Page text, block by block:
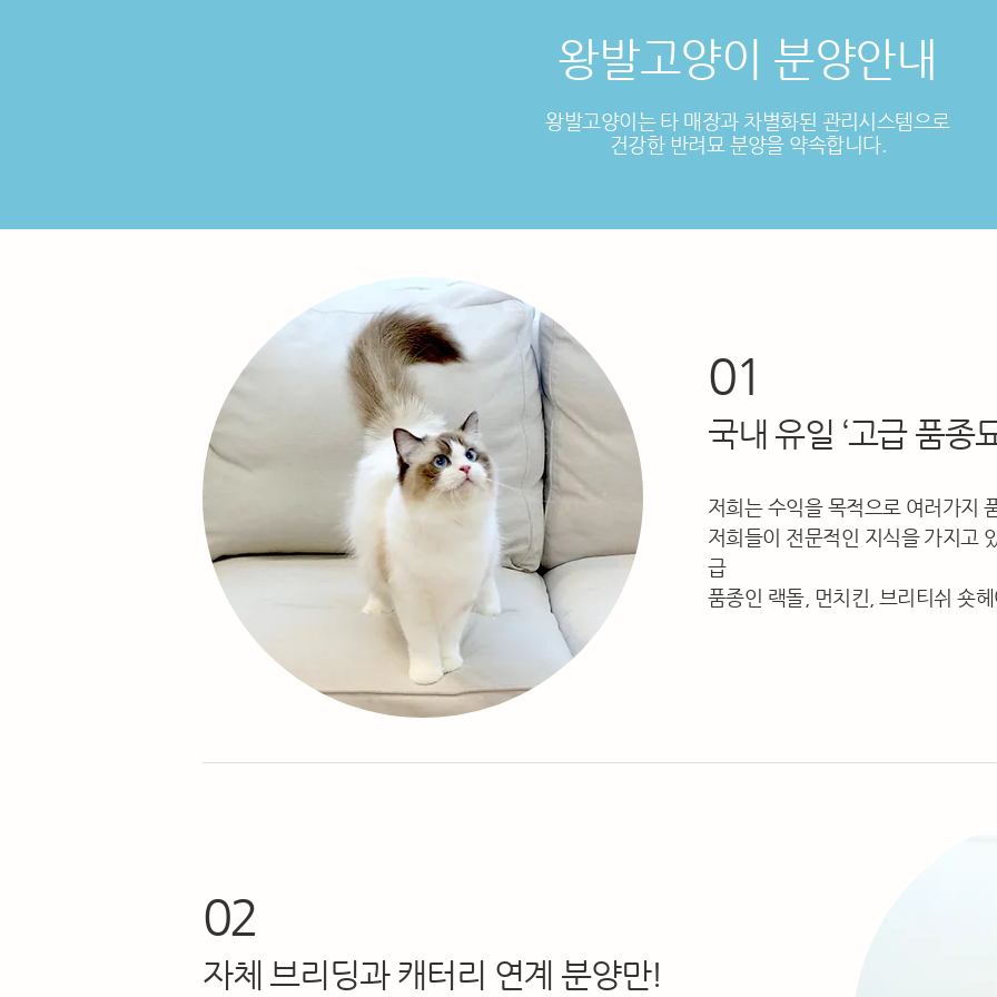
왕발고양이 분양안내
왕발고양이는 타 매장과 차별화된 관리시스템으로
건강한 반려묘 분양을 약속합니다.
01
국내 유일 ‘고급 품종
저희는 수익을 목적으로 여러가지
저희들이 전문적인 지식을 가지고
급
품종인 랙돌, 먼치킨, 브리티쉬 숏
02
자체 브리딩과 캐터리 연계 분양만!